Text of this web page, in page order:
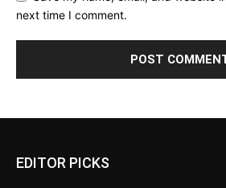
next time I comment.
EDITOR PICKS